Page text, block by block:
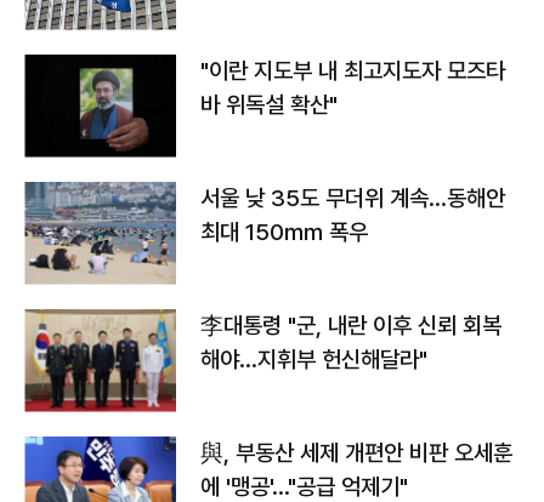
"이란 지도부 내 최고지도자 모즈타
바 위독설 확산"
서울 낮 35도 무더위 계속…동해안
최대 150㎜ 폭우
李대통령 "군, 내란 이후 신뢰 회복
해야…지휘부 헌신해달라"
與, 부동산 세제 개편안 비판 오세훈
에 '맹공'…"공급 억제기"